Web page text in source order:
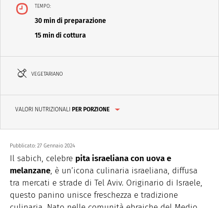
TEMPO:
30 min di preparazione
15 min di cottura
VEGETARIANO
VALORI NUTRIZIONALI PER PORZIONE
Pubblicato: 27 Gennaio 2024
Il sabich, celebre pita israeliana con uova e
melanzane, è un’icona culinaria israeliana, diffusa
tra mercati e strade di Tel Aviv. Originario di Israele,
questo panino unisce freschezza e tradizione